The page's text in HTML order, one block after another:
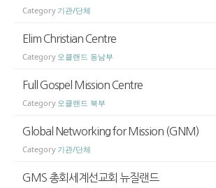
Category 기관/단체
Elim Christian Centre
Category 오클랜드 동남부
Full Gospel Mission Centre
Category 오클랜드 북부
Global Networking for Mission (GNM)
Category 기관/단체
GMS 총회세계선교회 뉴질랜드